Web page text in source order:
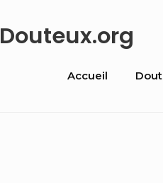
Douteux.org
Site
Accueil